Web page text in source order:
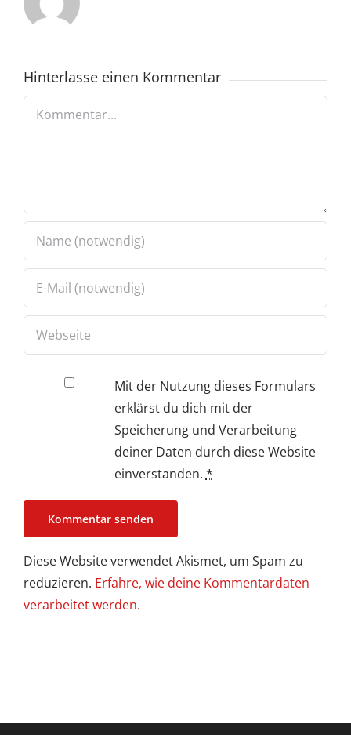
Hinterlasse einen Kommentar
Kommentar
Mit der Nutzung dieses Formulars
erklärst du dich mit der
Speicherung und Verarbeitung
deiner Daten durch diese Website
einverstanden. *
Diese Website verwendet Akismet, um Spam zu
reduzieren. Erfahre, wie deine Kommentardaten
verarbeitet werden.